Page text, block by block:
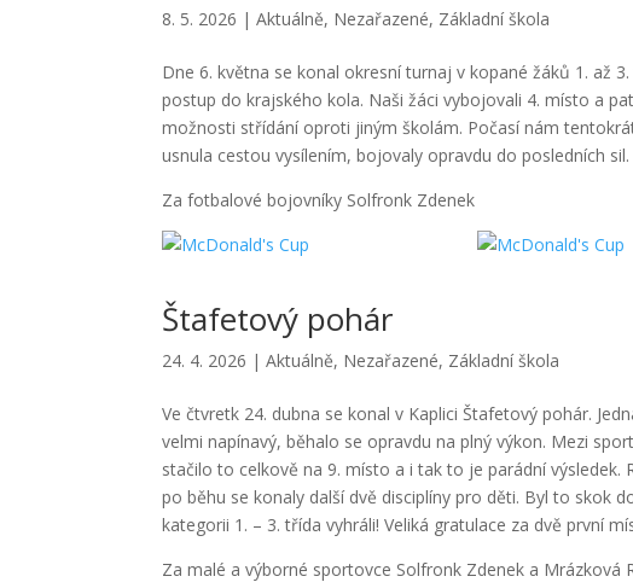
8. 5. 2026 |Aktuálně, Nezařazené, Základní škola
Dne 6. května se konal okresní turnaj v kopané žáků 1. až
postup do krajského kola. Naši žáci vybojovali 4. místo a
možnosti střídání oproti jiným školám. Počasí nám
usnula cestou vysílením, bojovaly opravdu do posledních sil.
Za fotbalové bojovníky Solfronk Zdenek
Štafetový pohár
24. 4. 2026 |Aktuálně, Nezařazené, Základní škola
Ve čtvretk 24. dubna se konal v Kaplici Štafetový pohár.
velmi napínavý, běhalo se opravdu na plný výkon. Mezi
stačilo to celkově na 9. místo a i tak to je parádní
po běhu se konaly další dvě disciplíny pro děti. Byl to skok
kategorii 1. – 3. třída vyhráli! Veliká gratulace za dvě první
Za malé a výborné sportovce Solfronk Zdenek a Mrázková